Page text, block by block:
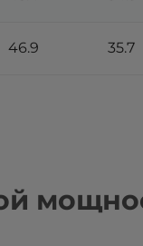
46.9 35.7